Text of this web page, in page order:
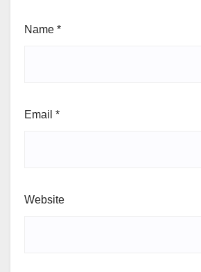
Name *
Email *
Website